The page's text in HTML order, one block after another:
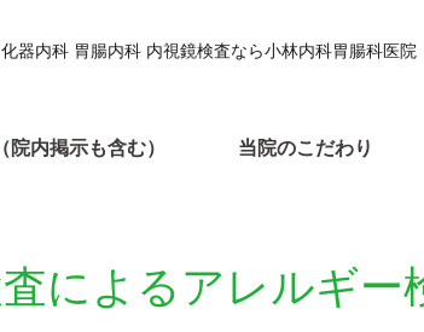
器内科 胃腸内科 内視鏡検査なら小林内科胃腸科医院
院内掲示も含む） 当院のこだわり
によるアレルギー